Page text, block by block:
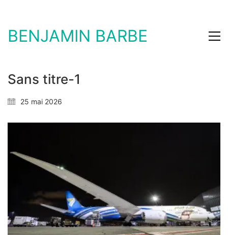
BENJAMIN BARBE
Sans titre-1
25 mai 2026